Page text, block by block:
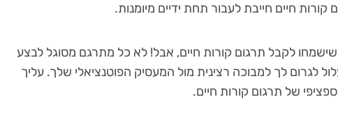
חיים חייבת לעבור תחת ידיים מיומנות.
לקבל תרגום קורות חיים, אבל! לא כל מתרגם מסוגל לבצע
לגרום לך למבוכה רצינית מול המעסיק הפוטנציאלי שלך. עליך
של תרגום קורות חיים.